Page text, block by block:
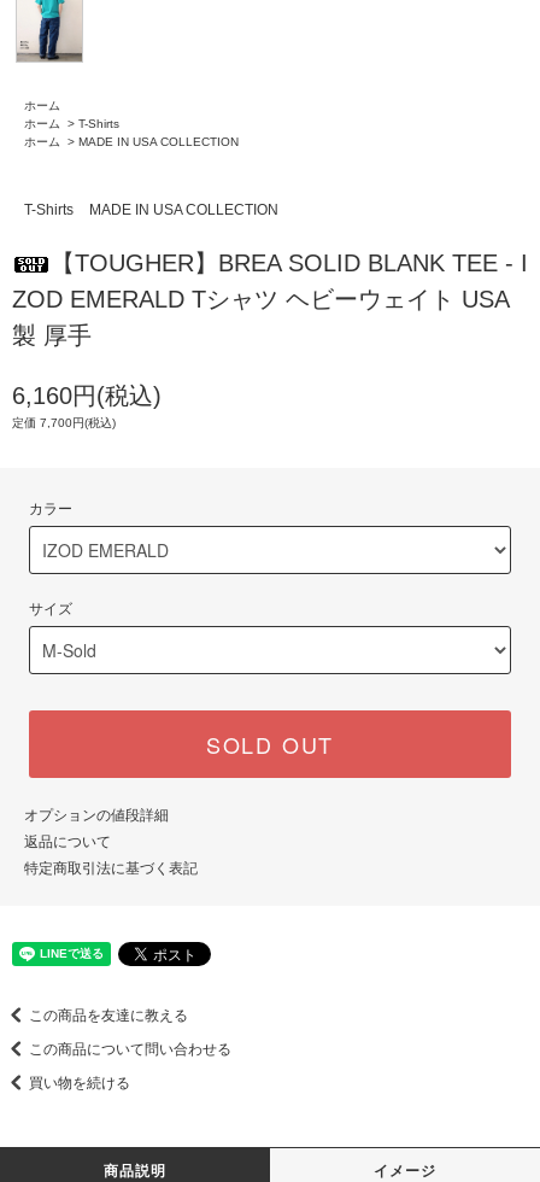
ホーム
ホーム
> T-Shirts
ホーム
> MADE IN USA COLLECTION
T-Shirts MADE IN USA COLLECTION
【TOUGHER】BREA SOLID BLANK TEE - I
ZOD EMERALD Tシャツ ヘビーウェイト USA
製 厚手
6,160円(税込)
定価 7,700円(税込)
カラー
サイズ
SOLD OUT
オプションの値段詳細
返品について
特定商取引法に基づく表記
この商品を友達に教える
この商品について問い合わせる
買い物を続ける
商品説明 イメージ